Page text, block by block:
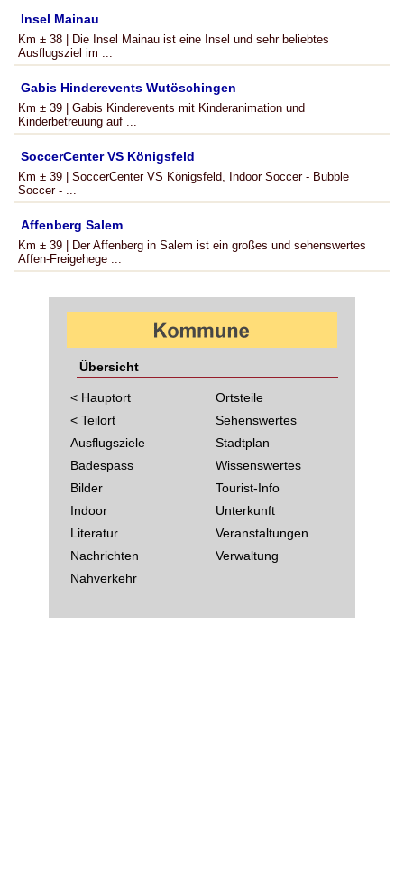
Insel Mainau
Km ± 38 | Die Insel Mainau ist eine Insel und sehr beliebtes
Ausflugsziel im ...
Gabis Hinderevents Wutöschingen
Km ± 39 | Gabis Kinderevents mit Kinderanimation und
Kinderbetreuung auf ...
SoccerCenter VS Königsfeld
Km ± 39 | SoccerCenter VS Königsfeld, Indoor Soccer - Bubble
Soccer - ...
Affenberg Salem
Km ± 39 | Der Affenberg in Salem ist ein großes und sehenswertes
Affen-Freigehege ...
Übersicht
< Hauptort
< Teilort
Ausflugsziele
Badespass
Bilder
Indoor
Literatur
Nachrichten
Nahverkehr
Ortsteile
Sehenswertes
Stadtplan
Wissenswertes
Tourist-Info
Unterkunft
Veranstaltungen
Verwaltung